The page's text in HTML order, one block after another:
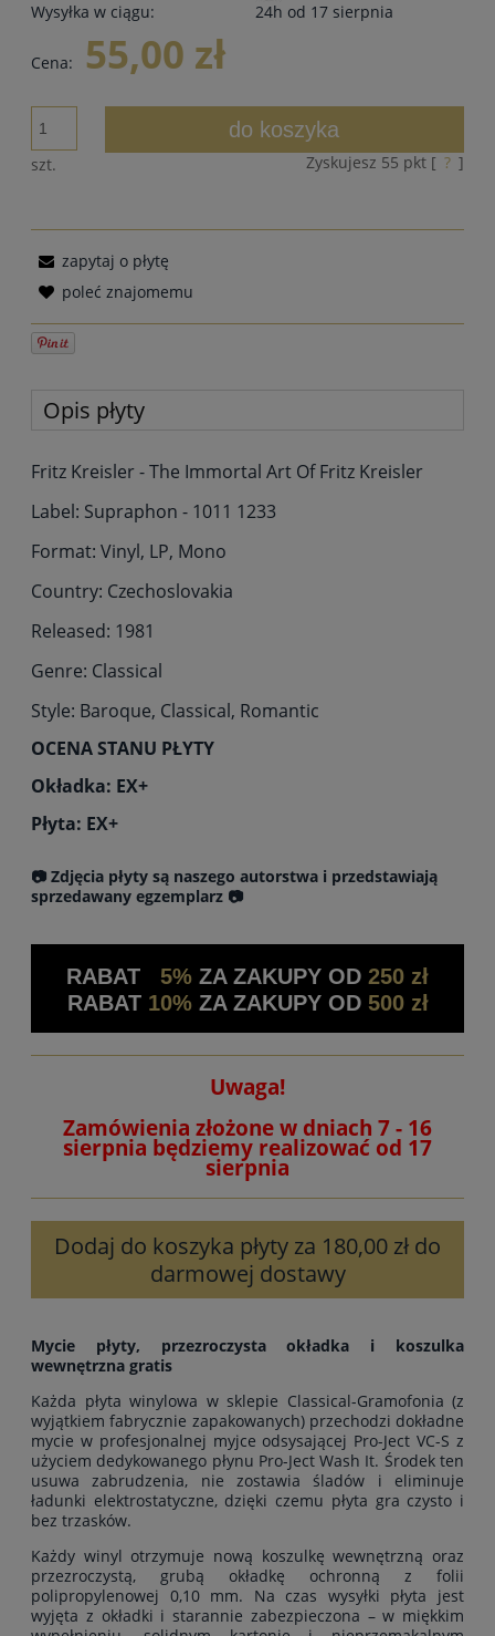
Wysyłka w ciągu:
24h od 17 sierpnia
Cena: 55,00 zł
szt.
do koszyka
Zyskujesz 55 pkt [ ? ]
zapytaj o płytę
poleć znajomemu
Opis płyty
Fritz Kreisler - The Immortal Art Of Fritz Kreisler
Label: Supraphon - 1011 1233
Format: Vinyl, LP, Mono
Country: Czechoslovakia
Released: 1981
Genre: Classical
Style: Baroque, Classical, Romantic
OCENA STANU PŁYTY
Okładka: EX+
Płyta: EX+
📷 Zdjęcia płyty są naszego autorstwa i przedstawiają
sprzedawany egzemplarz 📷
RABAT 5% ZA ZAKUPY OD 250 zł
RABAT 10%ZA ZAKUPY OD 500 zł
Uwaga!
Zamówienia złożone w dniach 7 - 16
sierpnia będziemy realizować od 17
sierpnia
Dodaj do koszyka płyty za 180,00 zł do
darmowej dostawy
Mycie płyty, przezroczysta okładka i koszulka
wewnętrzna gratis
Każda płyta winylowa w sklepie Classical-Gramofonia (z
wyjątkiem fabrycznie zapakowanych) przechodzi dokładne
mycie w profesjonalnej myjce odsysającej Pro-Ject VC-S z
użyciem dedykowanego płynu Pro-Ject Wash It. Środek ten
usuwa zabrudzenia, nie zostawia śladów i eliminuje
ładunki elektrostatyczne, dzięki czemu płyta gra czysto i
bez trzasków.
Każdy winyl otrzymuje nową koszulkę wewnętrzną oraz
przezroczystą, grubą okładkę ochronną z folii
polipropylenowej 0,10 mm. Na czas wysyłki płyta jest
wyjęta z okładki i starannie zabezpieczona – w miękkim